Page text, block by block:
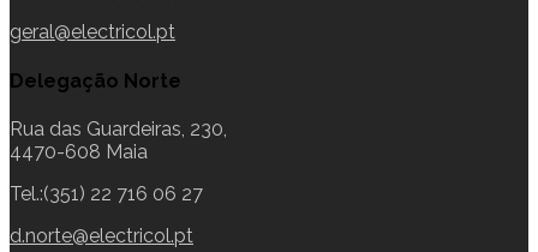
geral@electricol.pt
Delegação Norte
Rua das Guardeiras, 230,
4470-608 Maia
Tel.:(351) 22 716 06 27
d.norte@electricol.pt